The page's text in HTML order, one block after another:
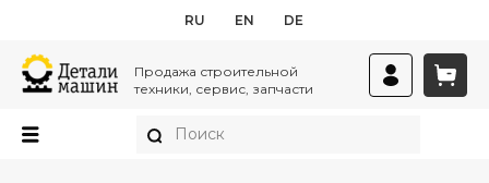
RU EN DE
Продажа строительной
техники, сервис, запчасти